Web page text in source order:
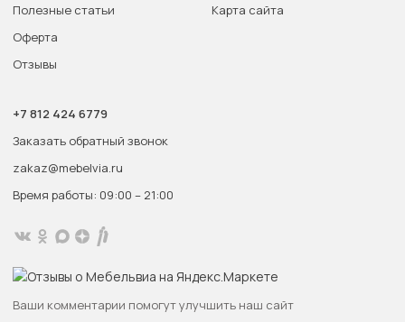
Полезные статьи
Оферта
Отзывы
Карта сайта
+7 812 424 6779
Заказать обратный звонок
zakaz@mebelvia.ru
Время работы: 09:00 – 21:00
Ваши комментарии помогут улучшить наш сайт